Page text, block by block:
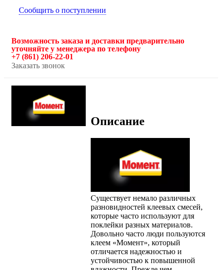
Сообщить о поступлении
Возможность заказа и доставки предварительно
уточняйте у менеджера по телефону
+7 (861) 206-22-01
Заказать звонок
Описание
Существует немало различных
разновидностей клеевых смесей,
которые часто используют для
поклейки разных материалов.
Довольно часто люди пользуются
клеем «Момент», который
отличается надежностью и
устойчивостью к повышенной